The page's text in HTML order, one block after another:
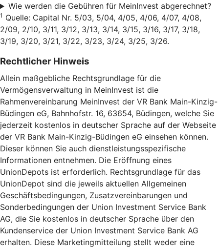
Wie werden die Gebühren für MeinInvest abgerechnet?
1 Quelle: Capital Nr. 5/03, 5/04, 4/05, 4/06, 4/07, 4/08,
2/09, 2/10, 3/11, 3/12, 3/13, 3/14, 3/15, 3/16, 3/17, 3/18,
3/19, 3/20, 3/21, 3/22, 3/23, 3/24, 3/25, 3/26.
Rechtlicher Hinweis
Allein maßgebliche Rechtsgrundlage für die
Vermögensverwaltung in MeinInvest ist die
Rahmenvereinbarung MeinInvest der VR Bank Main-Kinzig-
Büdingen eG, Bahnhofstr. 16, 63654, Büdingen, welche Sie
jederzeit kostenlos in deutscher Sprache auf der Webseite
der VR Bank Main-Kinzig-Büdingen eG einsehen können.
Dieser können Sie auch dienstleistungsspezifische
Informationen entnehmen. Die Eröffnung eines
UnionDepots ist erforderlich. Rechtsgrundlage für das
UnionDepot sind die jeweils aktuellen Allgemeinen
Geschäftsbedingungen, Zusatzvereinbarungen und
Sonderbedingungen der Union Investment Service Bank
AG, die Sie kostenlos in deutscher Sprache über den
Kundenservice der Union Investment Service Bank AG
erhalten. Diese Marketingmitteilung stellt weder eine